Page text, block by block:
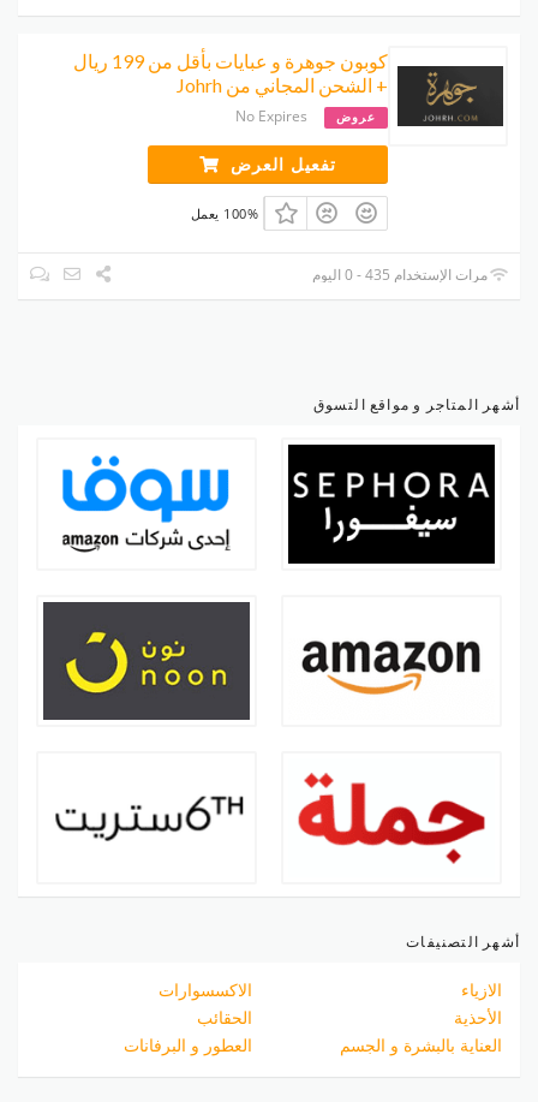
كوبون جوهرة و عبايات بأقل من 199 ريال
+ الشحن المجاني من Johrh
عروض No Expires
تفعيل العرض
100% يعمل
مرات الإستخدام 435 - 0 اليوم
أشهر المتاجر و مواقع التسوق
أشهر التصنيفات
الازياء
الاكسسوارات
الأحذية
الحقائب
العناية بالبشرة و الجسم
العطور و البرفانات